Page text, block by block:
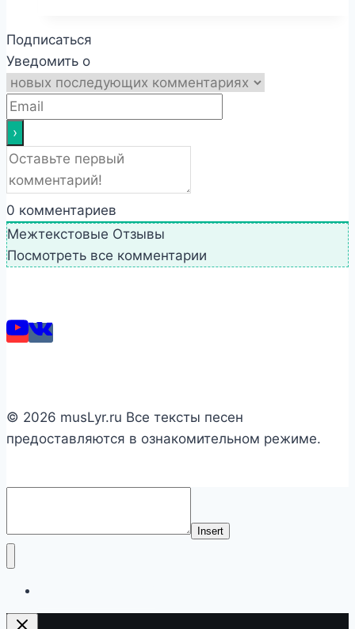
Подписаться
Уведомить о
0 комментариев
Межтекстовые Отзывы
Посмотреть все комментарии
© 2026 musLyr.ru Все тексты песен
предоставляются в ознакомительном режиме.
Insert